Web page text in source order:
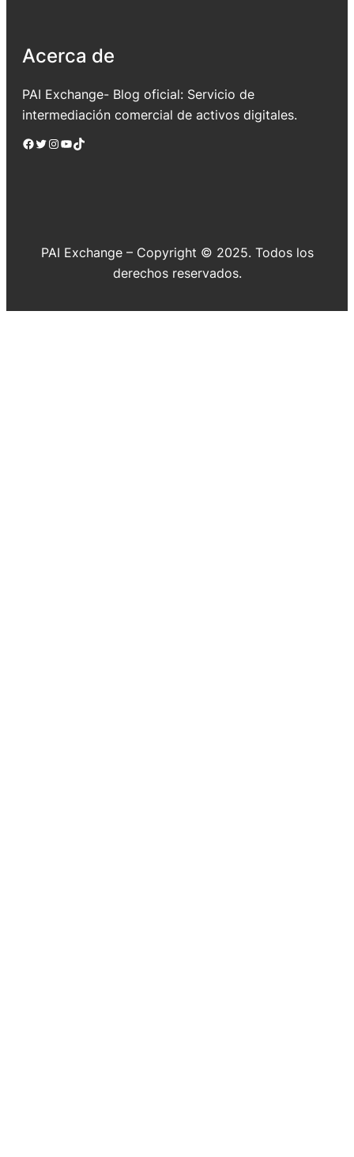
Acerca de
PAI Exchange- Blog oficial: Servicio de
intermediación comercial de activos digitales.
Facebook Twitter Instagram YouTube TikTok
PAI Exchange – Copyright © 2025. Todos los
derechos reservados.